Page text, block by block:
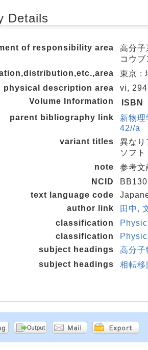
Details
of responsibility area
高分子
コウ
東京 :
physical description area
vi,
Volume Information
ISBN
parent bibliography link
新物
42//a
variant titles
異なり
ソフ
note
参考
NCID
text language code
author link
田中,
classification
classification
subject headings
高分子
subject headings
相転移